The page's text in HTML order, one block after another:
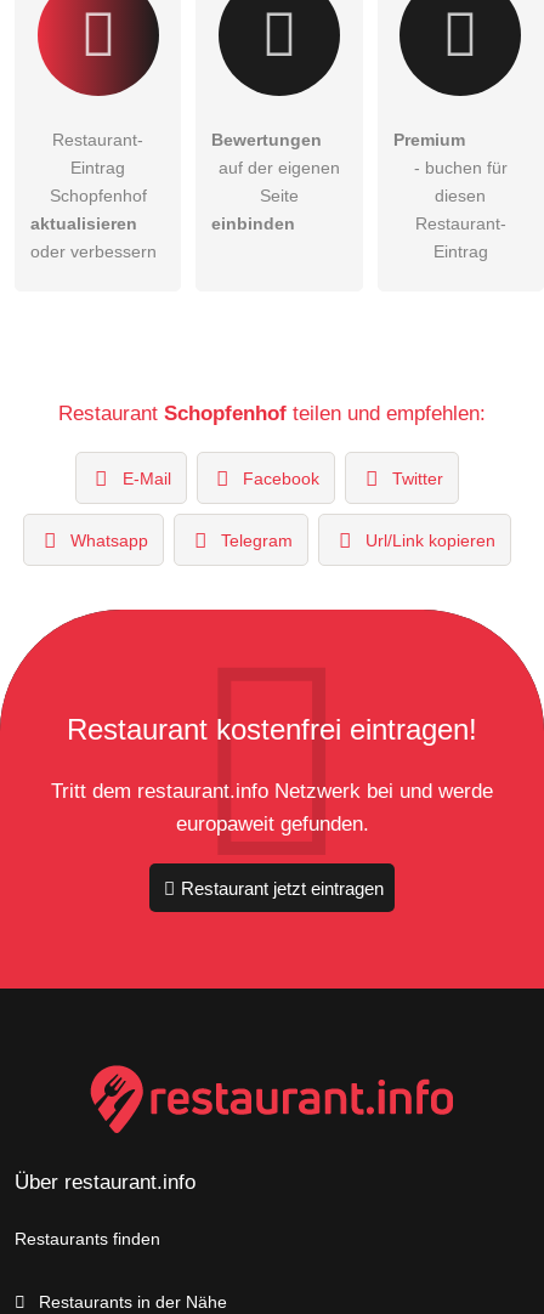
Restaurant-
Eintrag
Schopfenhof
aktualisieren
oder verbessern
Bewertungen
auf der eigenen
Seite
einbinden
Premium
- buchen für
diesen
Restaurant-
Eintrag
Restaurant Schopfenhof teilen und empfehlen:
E-Mail Facebook Twitter
Whatsapp Telegram Url/Link kopieren
Restaurant kostenfrei eintragen!
Tritt dem restaurant.info Netzwerk bei und werde
europaweit gefunden.
Restaurant jetzt eintragen
Über restaurant.info
Restaurants finden
Restaurants in der Nähe